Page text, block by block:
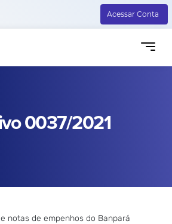
Acessar Conta
0037/2021
notas de empenhos do Banpará